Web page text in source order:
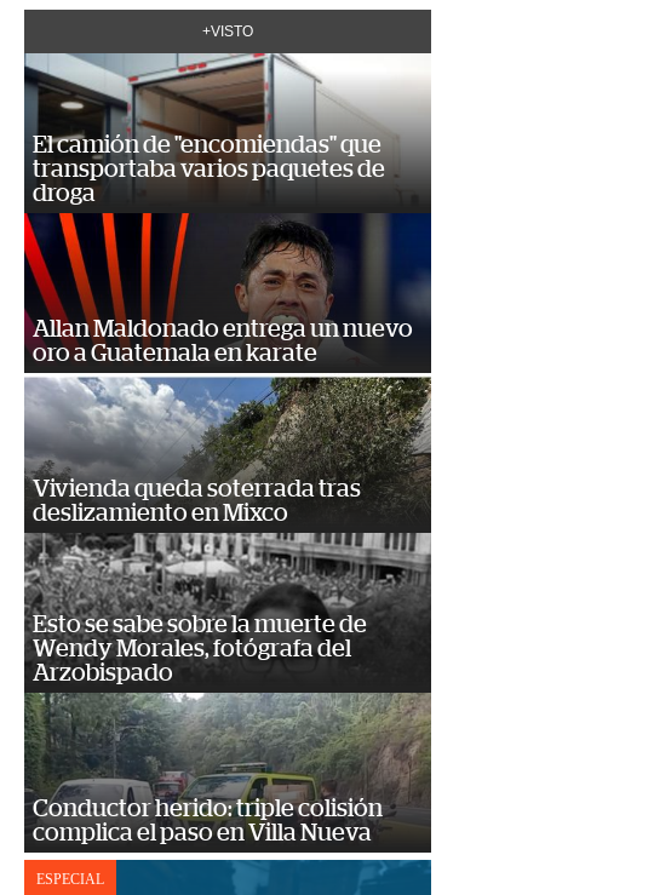
+VISTO
El camión de "encomiendas" que
transportaba varios paquetes de
droga
Allan Maldonado entrega un nuevo
oro a Guatemala en karate
Vivienda queda soterrada tras
deslizamiento en Mixco
Esto se sabe sobre la muerte de
Wendy Morales, fotógrafa del
Arzobispado
Conductor herido: triple colisión
complica el paso en Villa Nueva
ESPECIAL